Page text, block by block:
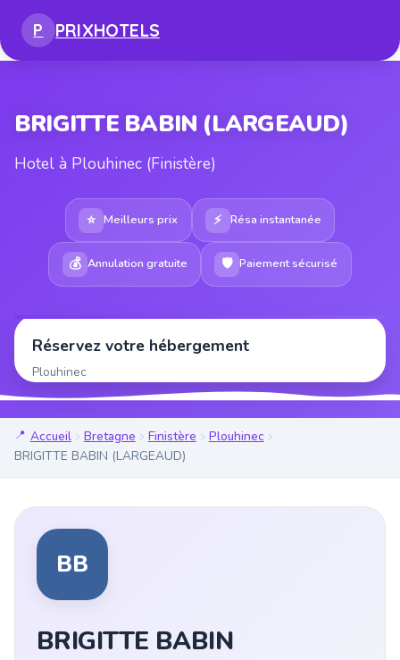
P PRIXHOTELS
BRIGITTE BABIN (LARGEAUD)
Hotel à Plouhinec (Finistère)
⭐ Meilleurs prix ⚡ Résa instantanée
💰 Annulation gratuite 🛡 Paiement sécurisé
Réservez votre hébergement
Plouhinec
Accueil Bretagne Finistère
Plouhinec
BRIGITTE BABIN (LARGEAUD)
BB
BRIGITTE BABIN